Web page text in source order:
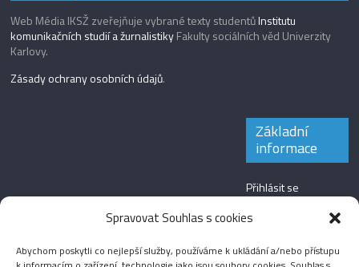
Spravovat Souhlas s cookies
Abychom poskytli co nejlepší služby, používáme k ukládání a/nebo přístupu
Web Média IKSŽ zveřejňuje vybrané texty studentůInstitutu
komunikačních studií a žurnalistikyFakulty sociálních věd Univerzity
Karlovy.
Zásady ochrany osobních údajů.
Základní
informace
Přihlásit se
Zdroj kanálů
Kanál komentářů